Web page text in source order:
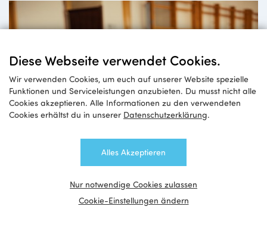
Diese Webseite verwendet Cookies.
Wir verwenden Cookies, um euch auf unserer Website spezielle
Funktionen und Serviceleistungen anzubieten. Du musst nicht alle
Cookies akzeptieren. Alle Informationen zu den verwendeten
Cookies erhältst du in unserer Datenschutzerklärung.
Alles Akzeptieren
Nur notwendige Cookies zulassen
Cookie-Einstellungen ändern